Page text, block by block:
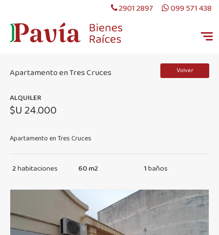
2901 2897 099 571 438
Volver
Apartamento en Tres Cruces
ALQUILER
$U 24.000
Apartamento en Tres Cruces
2habitaciones 60 m2 1baños